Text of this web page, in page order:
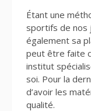
Étant une
sportifs de nos
également sa
peut être faite
institut
soi. Pour la
d’avoir les
qualité.